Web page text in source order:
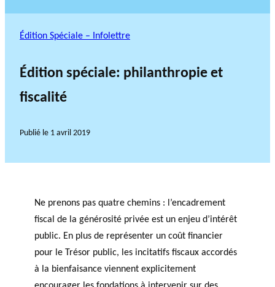
Édition Spéciale – Infolettre
Édition spéciale: philanthropie et
fiscalité
Publié le 1 avril 2019
Ne prenons pas quatre chemins : l’encadrement
fiscal de la générosité privée est un enjeu d’intérêt
public. En plus de représenter un coût financier
pour le Trésor public, les incitatifs fiscaux accordés
à la bienfaisance viennent explicitement